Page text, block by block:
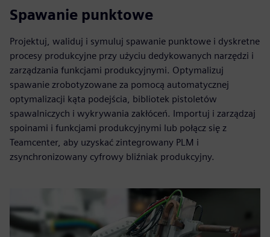
Spawanie punktowe
Projektuj, waliduj i symuluj spawanie punktowe i dyskretne
procesy produkcyjne przy użyciu dedykowanych narzędzi i
zarządzania funkcjami produkcyjnymi. Optymalizuj
spawanie zrobotyzowane za pomocą automatycznej
optymalizacji kąta podejścia, bibliotek pistoletów
spawalniczych i wykrywania zakłóceń. Importuj i zarządzaj
spoinami i funkcjami produkcyjnymi lub połącz się z
Teamcenter, aby uzyskać zintegrowany PLM i
zsynchronizowany cyfrowy bliźniak produkcyjny.